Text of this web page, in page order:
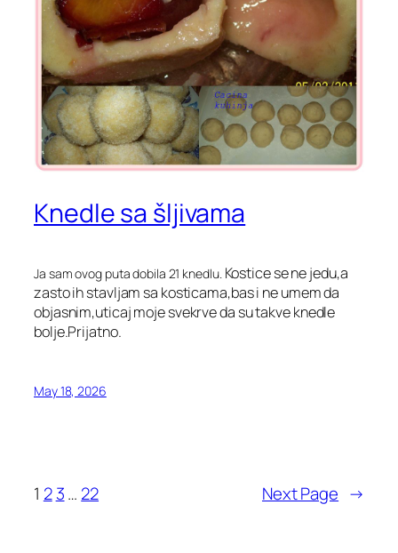
Knedle sa šljivama
Ja sam ovog puta dobila 21 knedlu. Kostice se ne jedu,a
zasto ih stavljam sa kosticama,bas i ne umem da
objasnim,uticaj moje svekrve da su takve knedle
bolje.Prijatno.
May 18, 2026
1 2 3… 22 Next Page →